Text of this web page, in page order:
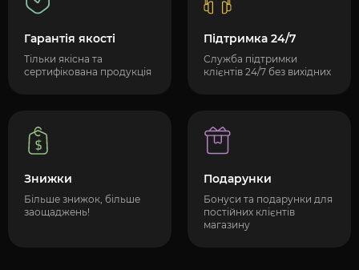
Гарантія якості
Тільки якісна та
сертифікована продукція
Підтримка 24/7
Служба підтримки
клієнтів 24/7 без вихідних
Знижки
Більше знижок, більше
заощаджень!
Подарунки
Бонуси та подарунки для
постійних клієнтів
магазину